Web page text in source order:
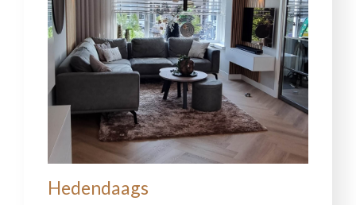
Hedendaags